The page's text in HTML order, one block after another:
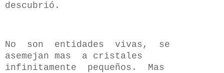
descubrió.
No son entidades vivas, se
asemejan mas a cristales
infinitamente pequeños. Mas